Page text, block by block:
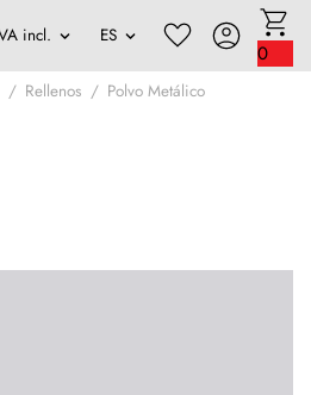
0
Rellenos Polvo Metálico